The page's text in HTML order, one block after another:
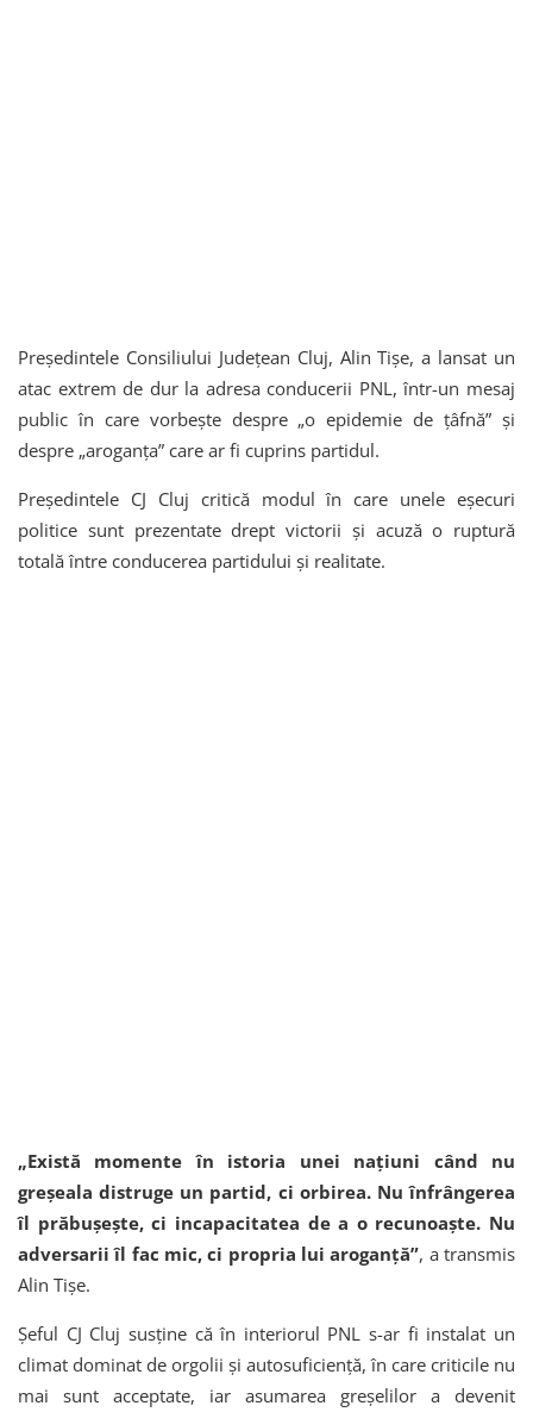
Președintele Consiliului Județean Cluj, Alin Tișe, a lansat un
atac extrem de dur la adresa conducerii PNL, într-un mesaj
public în care vorbește despre „o epidemie de țâfnă” și
despre „aroganța” care ar fi cuprins partidul.
Președintele CJ Cluj critică modul în care unele eșecuri
politice sunt prezentate drept victorii și acuză o ruptură
totală între conducerea partidului și realitate.
„Există momente în istoria unei națiuni când nu
greșeala distruge un partid, ci orbirea. Nu înfrângerea
îl prăbușește, ci incapacitatea de a o recunoaște. Nu
adversarii îl fac mic, ci propria lui aroganță”, a transmis
Alin Tișe.
Șeful CJ Cluj susține că în interiorul PNL s-ar fi instalat un
climat dominat de orgolii și autosuficiență, în care criticile nu
mai sunt acceptate, iar asumarea greșelilor a devenit